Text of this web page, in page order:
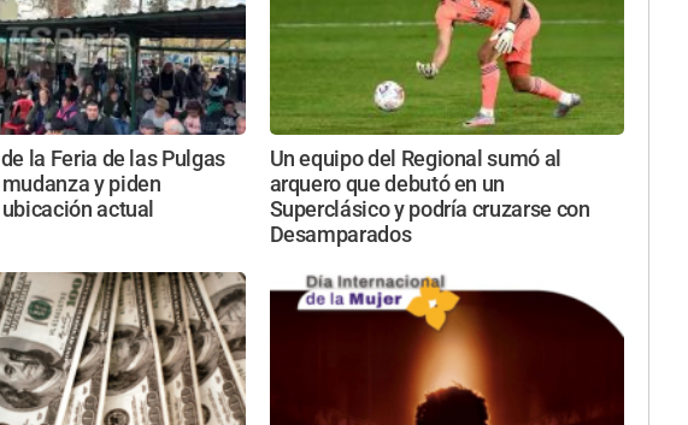
la Feria de las Pulgas
y piden
actual
Un equipo del Regional sumó al
arquero que debutó en un
Superclásico y podría cruzarse con
Desamparados